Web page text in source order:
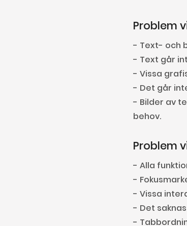
Problem
- Text- och
- Text går
- Vissa
- Det går
- Bilder av
behov.
Problem
- Alla
-
- Vissa
- Det
-